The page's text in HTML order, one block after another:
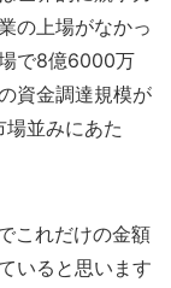
の上場がなかっ
で8億6000万
資金調達規模が
並みにあた
これだけの金額
いると思います